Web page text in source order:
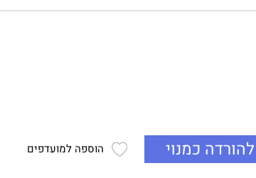
להורדה כמנוי הוספה למועדפים